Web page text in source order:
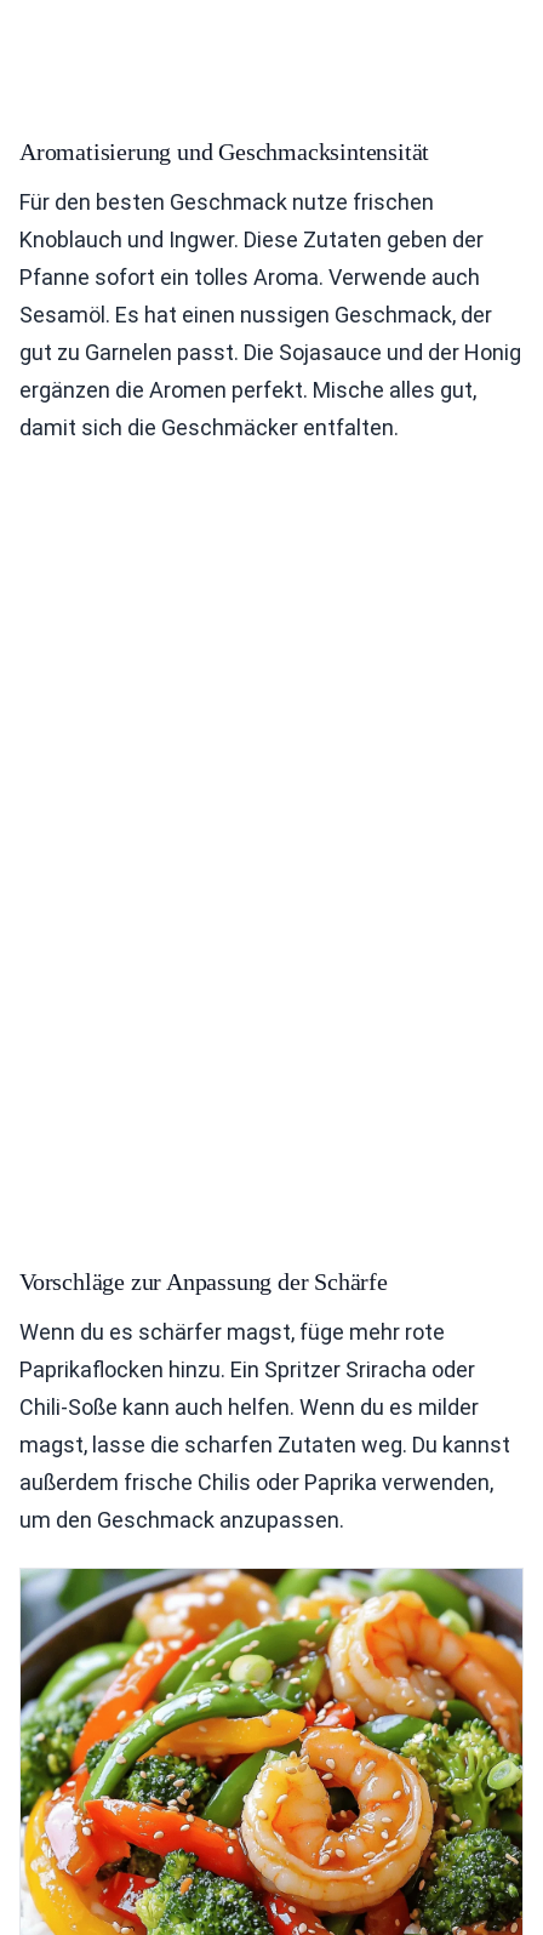
Aromatisierung und Geschmacksintensität
Für den besten Geschmack nutze frischen
Knoblauch und Ingwer. Diese Zutaten geben der
Pfanne sofort ein tolles Aroma. Verwende auch
Sesamöl. Es hat einen nussigen Geschmack, der
gut zu Garnelen passt. Die Sojasauce und der Honig
ergänzen die Aromen perfekt. Mische alles gut,
damit sich die Geschmäcker entfalten.
Vorschläge zur Anpassung der Schärfe
Wenn du es schärfer magst, füge mehr rote
Paprikaflocken hinzu. Ein Spritzer Sriracha oder
Chili-Soße kann auch helfen. Wenn du es milder
magst, lasse die scharfen Zutaten weg. Du kannst
außerdem frische Chilis oder Paprika verwenden,
um den Geschmack anzupassen.